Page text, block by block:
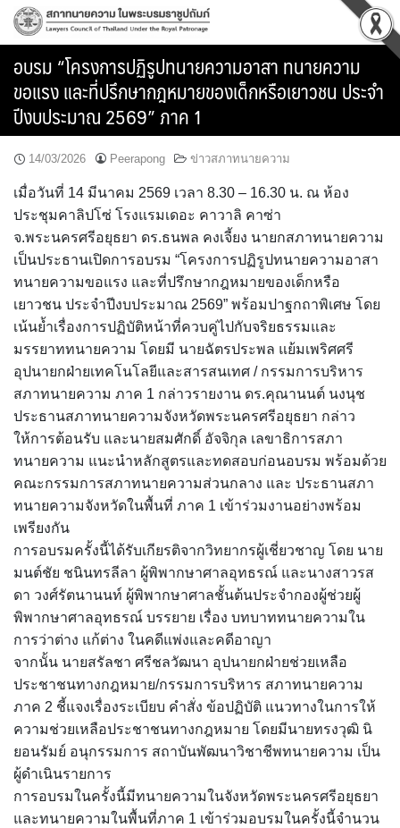
Skip
อบรม “โครงการปฏิรูปทนายความอาสา ทนายความ
ขอแรง และที่ปรึกษากฎหมายของเด็กหรือเยาวชน ประจำ
ปีงบประมาณ 2569” ภาค 1
14/03/2026 Peerapong ข่าวสภาทนายความ
เมื่อวันที่ 14 มีนาคม 2569 เวลา 8.30 – 16.30 น. ณ ห้อง
ประชุมคาลิปโซ่ โรงแรมเดอะ คาวาลิ คาซ่า
จ.พระนครศรีอยุธยา ดร.ธนพล คงเจี้ยง นายกสภาทนายความ
เป็นประธานเปิดการอบรม “โครงการปฏิรูปทนายความอาสา
ทนายความขอแรง และที่ปรึกษากฎหมายของเด็กหรือ
เยาวชน ประจำปีงบประมาณ 2569” พร้อมปาฐกถาพิเศษ โดย
เน้นย้ำเรื่องการปฏิบัติหน้าที่ควบคู่ไปกับจริยธรรมและ
มรรยาททนายความ โดยมี นายฉัตรประพล แย้มเพริศศรี
อุปนายกฝ่ายเทคโนโลยีและสารสนเทศ / กรรมการบริหาร
สภาทนายความ ภาค 1 กล่าวรายงาน ดร.คุณานนต์ นงนุช
ประธานสภาทนายความจังหวัดพระนครศรีอยุธยา กล่าว
ให้การต้อนรับ และนายสมศักดิ์ อัจจิกุล เลขาธิการสภา
ทนายความ แนะนำหลักสูตรและทดสอบก่อนอบรม พร้อมด้วย
คณะกรรมการสภาทนายความส่วนกลาง และ ประธานสภา
ทนายความจังหวัดในพื้นที่ ภาค 1 เข้าร่วมงานอย่างพร้อม
เพรียงกัน
การอบรมครั้งนี้ได้รับเกียรติจากวิทยากรผู้เชี่ยวชาญ โดย นาย
มนต์ชัย ชนินทรลีลา ผู้พิพากษาศาลอุทธรณ์ และนางสาวรส
ดา วงศ์รัตนานนท์ ผู้พิพากษาศาลชั้นต้นประจำกองผู้ช่วยผู้
พิพากษาศาลอุทธรณ์ บรรยาย เรื่อง บทบาททนายความใน
การว่าต่าง แก้ต่าง ในคดีแพ่งและคดีอาญา
จากนั้น นายสรัลชา ศรีชลวัฒนา อุปนายกฝ่ายช่วยเหลือ
ประชาชนทางกฎหมาย/กรรมการบริหาร สภาทนายความ
ภาค 2 ชี้แจงเรื่องระเบียบ คำสั่ง ข้อปฏิบัติ แนวทางในการให้
ความช่วยเหลือประชาชนทางกฎหมาย โดยมีนายทรงวุฒิ นิ
ยอนรัมย์ อนุกรรมการ สถาบันพัฒนาวิชาชีพทนายความ เป็น
ผู้ดำเนินรายการ
การอบรมในครั้งนี้มีทนายความในจังหวัดพระนครศรีอยุธยา
และทนายความในพื้นที่ภาค 1 เข้าร่วมอบรมในครั้งนี้จำนวน